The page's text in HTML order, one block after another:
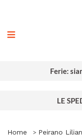
Ferie:
LE
Home
Peirano